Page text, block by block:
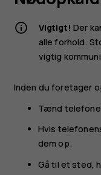
6300
4G
Vigtigt! Der
alle forhold.
vigtig
Inden du foretager
Tænd
Hvis
dem op.
Gå til et sted,